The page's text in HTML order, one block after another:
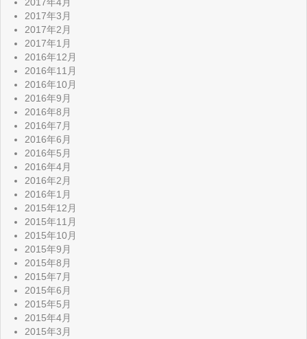
2017年3月
2017年2月
2017年1月
2016年12月
2016年11月
2016年10月
2016年9月
2016年8月
2016年7月
2016年6月
2016年5月
2016年4月
2016年2月
2016年1月
2015年12月
2015年11月
2015年10月
2015年9月
2015年8月
2015年7月
2015年6月
2015年5月
2015年4月
2015年3月